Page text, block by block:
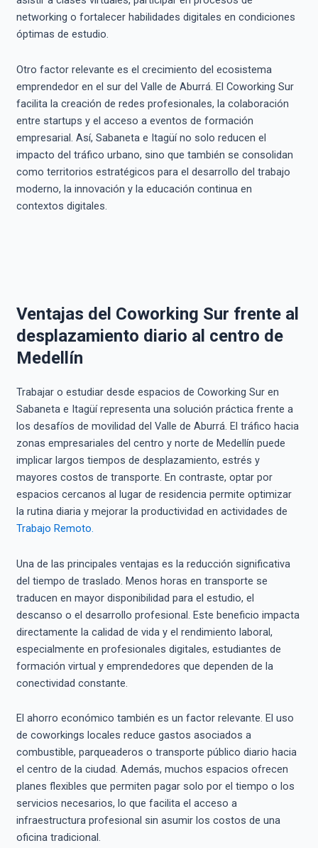
networking o fortalecer habilidades digitales en condiciones
óptimas de estudio.
Otro factor relevante es el crecimiento del ecosistema
emprendedor en el sur del Valle de Aburrá. El Coworking Sur
facilita la creación de redes profesionales, la colaboración
entre startups y el acceso a eventos de formación
empresarial. Así, Sabaneta e Itagüí no solo reducen el
impacto del tráfico urbano, sino que también se consolidan
como territorios estratégicos para el desarrollo del trabajo
moderno, la innovación y la educación continua en
contextos digitales.
Ventajas del Coworking Sur frente al
desplazamiento diario al centro de
Medellín
Trabajar o estudiar desde espacios de Coworking Sur en
Sabaneta e Itagüí representa una solución práctica frente a
los desafíos de movilidad del Valle de Aburrá. El tráfico hacia
zonas empresariales del centro y norte de Medellín puede
implicar largos tiempos de desplazamiento, estrés y
mayores costos de transporte. En contraste, optar por
espacios cercanos al lugar de residencia permite optimizar
la rutina diaria y mejorar la productividad en actividades de
Trabajo Remoto.
Una de las principales ventajas es la reducción significativa
del tiempo de traslado. Menos horas en transporte se
traducen en mayor disponibilidad para el estudio, el
descanso o el desarrollo profesional. Este beneficio impacta
directamente la calidad de vida y el rendimiento laboral,
especialmente en profesionales digitales, estudiantes de
formación virtual y emprendedores que dependen de la
conectividad constante.
El ahorro económico también es un factor relevante. El uso
de coworkings locales reduce gastos asociados a
combustible, parqueaderos o transporte público diario hacia
el centro de la ciudad. Además, muchos espacios ofrecen
planes flexibles que permiten pagar solo por el tiempo o los
servicios necesarios, lo que facilita el acceso a
infraestructura profesional sin asumir los costos de una
oficina tradicional.